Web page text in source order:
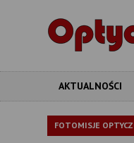
AKTUALNOŚCI
FOTOMISJE